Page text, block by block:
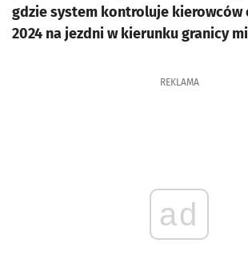
gdzie system kontroluje kierowców
2024 na jezdni w kierunku granicy
REKLAMA
ad